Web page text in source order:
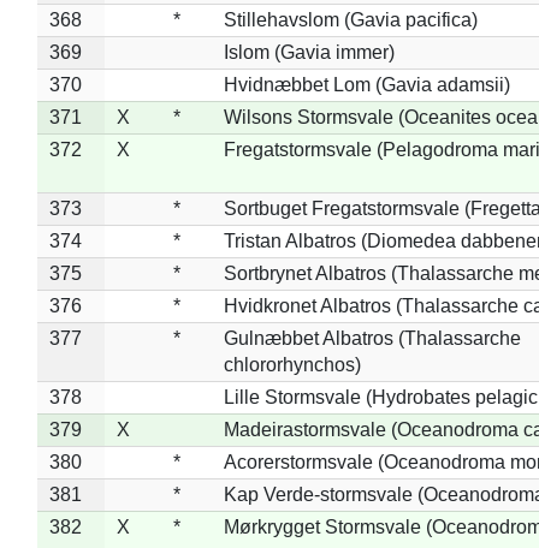
368
*
Stillehavslom (Gavia pacifica)
369
Islom (Gavia immer)
370
Hvidnæbbet Lom (Gavia adamsii)
371
X *
Wilsons Stormsvale (Oceanites
372
X Fregatstormsvale (Pelagodroma
373 *
Sortbuget Fregatstormsvale
374
*
Tristan Albatros (Diomedea
375
*
Sortbrynet Albatros (Thalassarche
376
*
Hvidkronet Albatros (Thalassarche
377
*
Gulnæbbet Albatros (Thalassarche
chlororhynchos)
378
Lille Stormsvale (Hydrobates
379
X
Madeirastormsvale (Oceanodroma
380
*
Acorerstormsvale (Oceanodroma
381
*
Kap Verde-stormsvale
382
X * Mørkrygget Stormsvale